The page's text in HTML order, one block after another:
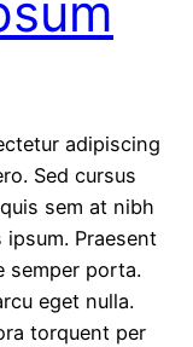
adipiscing
Sed cursus
sem at nibh
Praesent
semper porta.
eget nulla.
torquent per